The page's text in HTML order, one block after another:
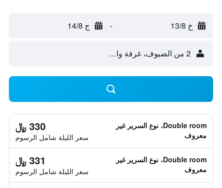
خ 13/8 - ج 14/8
2 من الضيوف، غرفة واحدة
Double room، نوع السرير غير
معروف
330 ﷼
سعر الليلة شامل الرسوم
Double room، نوع السرير غير
معروف
331 ﷼
سعر الليلة شامل الرسوم